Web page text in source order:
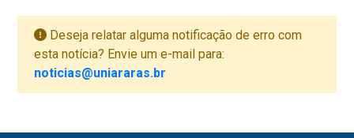
Deseja relatar alguma notificação de erro com
esta notícia? Envie um e-mail para:
noticias@uniararas.br